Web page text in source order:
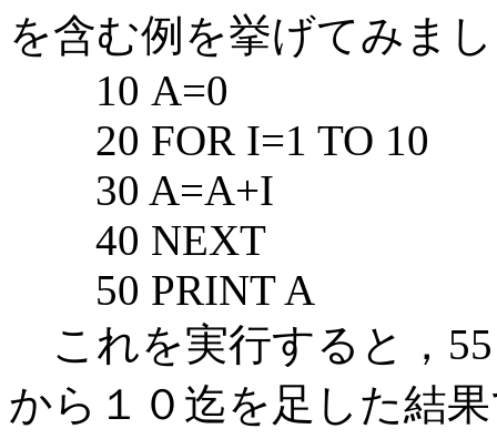
を含む例を挙げてみま
10 A=0
20 FOR I=1 TO 10
30 A=A+I
40 NEXT
50 PRINT A
これを実行すると，
から１０迄を足した結